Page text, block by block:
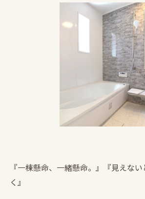
『一棟懸命、一緒懸命。』『見えな
く』